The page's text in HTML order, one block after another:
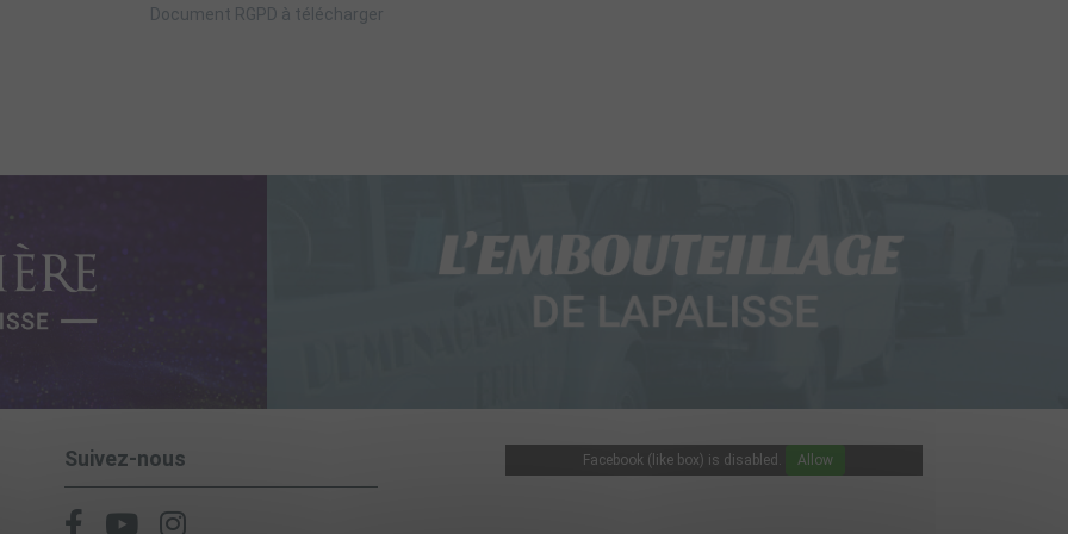
Document RGPD à télécharger
Suivez-nous Facebook (like box) is disabled. Allow